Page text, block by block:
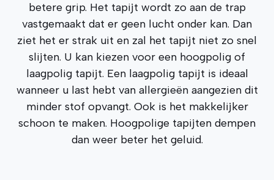
betere grip. Het tapijt wordt zo aan de trap
vastgemaakt dat er geen lucht onder kan. Dan
ziet het er strak uit en zal het tapijt niet zo snel
slijten. U kan kiezen voor een hoogpolig of
laagpolig tapijt. Een laagpolig tapijt is ideaal
wanneer u last hebt van allergieën aangezien dit
minder stof opvangt. Ook is het makkelijker
schoon te maken. Hoogpolige tapijten dempen
dan weer beter het geluid.